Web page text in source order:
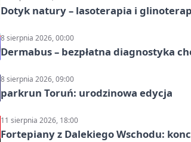
Dotyk natury – lasoterapia i
8 sierpnia 2026, 00:00
Dermabus – bezpłatna diagnostyka
8 sierpnia 2026, 09:00
parkrun Toruń: urodzinowa edycja
11 sierpnia 2026, 18:00
Fortepiany z Dalekiego Wschodu: